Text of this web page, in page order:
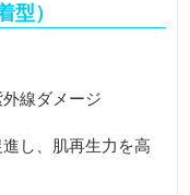
型）
線ダメージ
し、肌再生力を高